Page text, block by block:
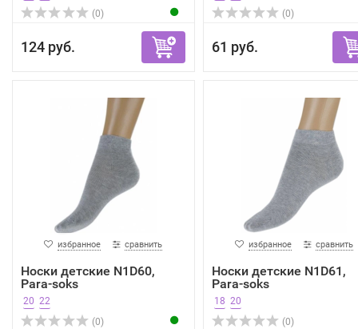
(0)
124 руб.
(0)
61 руб.
избранное сравнить
Носки детские N1D60,
Para-soks
20 22
(0)
избранное сравнить
Носки детские N1D61,
Para-soks
18 20
(0)